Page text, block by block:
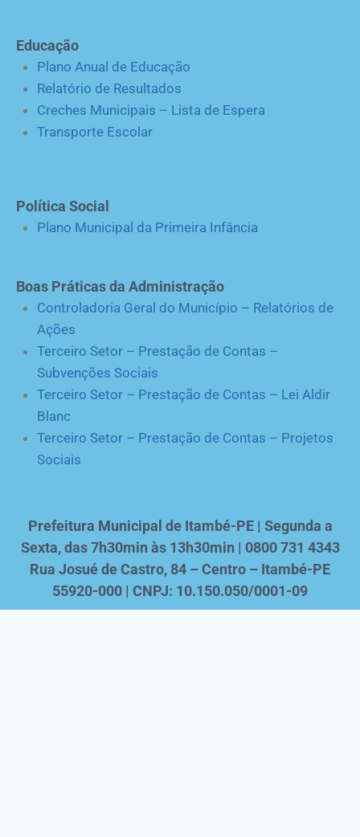
Educação
Plano Anual de Educação
Relatório de Resultados
Creches Municipais – Lista de Espera
Transporte Escolar
Política Social
Plano Municipal da Primeira Infância
Boas Práticas da Administração
Controladoria Geral do Município – Relatórios de
Ações
Terceiro Setor – Prestação de Contas –
Subvenções Sociais
Terceiro Setor – Prestação de Contas – Lei Aldir
Blanc
Terceiro Setor – Prestação de Contas – Projetos
Sociais
Prefeitura Municipal de Itambé-PE | Segunda a
Sexta, das 7h30min às 13h30min | 0800 731 4343
Rua Josué de Castro, 84 – Centro – Itambé-PE
55920-000 | CNPJ: 10.150.050/0001-09